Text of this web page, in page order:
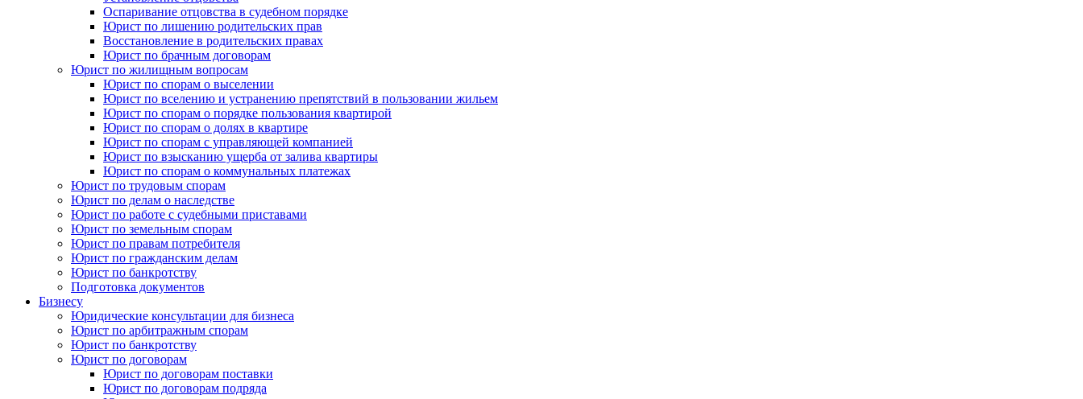
Оспаривание отцовства в судебном порядке
Юрист по лишению родительских прав
Восстановление в родительских правах
Юрист по брачным договорам
Юрист по жилищным вопросам
Юрист по спорам о выселении
Юрист по вселению и устранению препятствий в пользовании жильем
Юрист по спорам о порядке пользования квартирой
Юрист по спорам о долях в квартире
Юрист по спорам с управляющей компанией
Юрист по взысканию ущерба от залива квартиры
Юрист по спорам о коммунальных платежах
Юрист по трудовым спорам
Юрист по делам о наследстве
Юрист по работе с судебными приставами
Юрист по земельным спорам
Юрист по правам потребителя
Юрист по гражданским делам
Юрист по банкротству
Подготовка документов
Бизнесу
Юридические консультации для бизнеса
Юрист по арбитражным спорам
Юрист по банкротству
Юрист по договорам
Юрист по договорам поставки
Юрист по договорам подряда